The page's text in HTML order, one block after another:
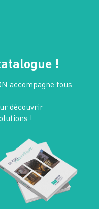
!
accompagne tous
découvrir
!